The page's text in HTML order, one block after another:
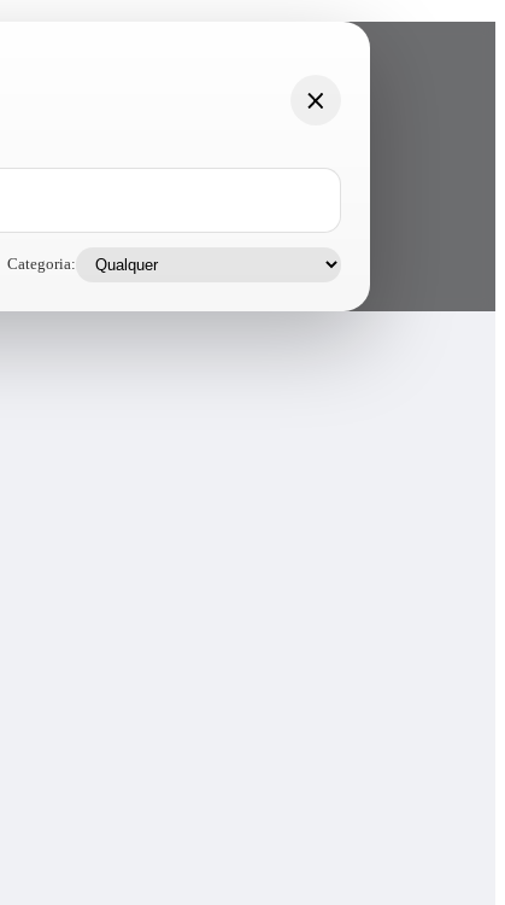
Categoria: